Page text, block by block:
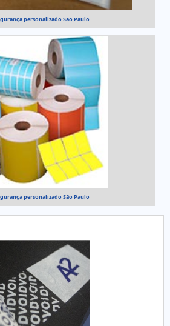
personalizado São Paulo
personalizado São Paulo